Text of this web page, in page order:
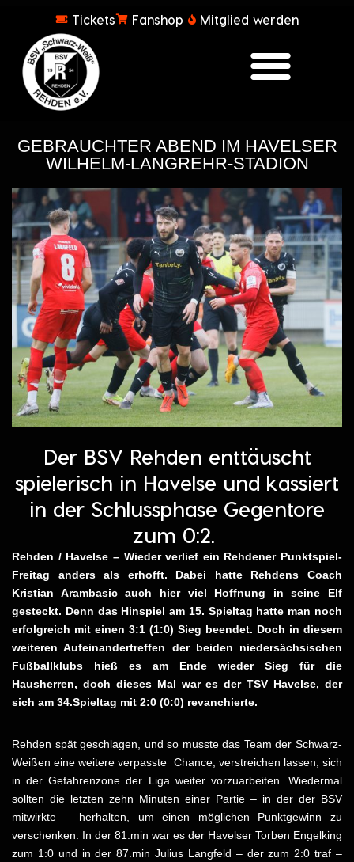
Tickets Fanshop Mitglied werden
GEBRAUCHTER ABEND IM HAVELSER
WILHELM-LANGREHR-STADION
Der BSV Rehden enttäuscht
spielerisch in Havelse und kassiert
in der Schlussphase Gegentore
zum 0:2.
Rehden / Havelse – Wieder verlief ein Rehdener Punktspiel-
Freitag anders als erhofft. Dabei hatte Rehdens Coach
Kristian Arambasic auch hier viel Hoffnung in seine Elf
gesteckt. Denn das Hinspiel am 15. Spieltag hatte man noch
erfolgreich mit einen 3:1 (1:0) Sieg beendet. Doch in diesem
weiteren Aufeinandertreffen der beiden niedersächsischen
Fußballklubs hieß es am Ende wieder Sieg für die
Hausherren, doch dieses Mal war es der TSV Havelse, der
sich am 34.Spieltag mit 2:0 (0:0) revanchierte.
Rehden spät geschlagen, und so musste das Team der Schwarz-
Weißen eine weitere verpasste Chance, verstreichen lassen, sich
in der Gefahrenzone der Liga weiter vorzuarbeiten. Wiedermal
sollten die letzten zehn Minuten einer Partie – in der der BSV
mitwirkte – herhalten, um einen möglichen Punktgewinn zu
verschenken. In der 81.min war es der Havelser Torben Engelking
zum 1:0 und in der 87.min Julius Langfeld – der zum 2:0 traf –